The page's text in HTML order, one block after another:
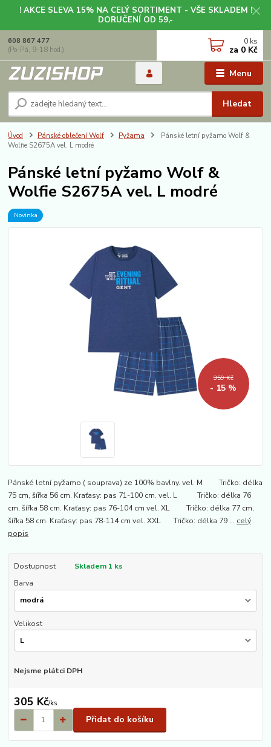
! AKCE SLEVA 15% NA CELÝ SORTIMENT - VŠE SKLADEM !
DORUČENÍ OD 59,-
Menu
Hledat
608 867 477
(Po-Pá, 9-18 hod.)
0 ks
za 0 Kč
Úvod Pánské oblečení Wolf Pyžama
Pánské letní pyžamo Wolf &
Wolfie S2675A vel. L modré
Pánské letní pyžamo Wolf &
Wolfie S2675A vel. L modré
Novinka
359 Kč
- 15 %
Pánské letní pyžamo ( souprava) ze 100% bavlny. vel. M Tričko: délka
75 cm, šířka 56 cm. Kraťasy: pas 71-100 cm. vel. L Tričko: délka 76
cm, šířka 58 cm. Kraťasy: pas 76-104 cm vel. XL Tričko: délka 77 cm,
šířka 58 cm. Kraťasy: pas 78-114 cm vel. XXL Tričko: délka 79 ... celý
popis
Dostupnost
Skladem 1 ks
Barva
Velikost
Nejsme plátci DPH
305 Kč/ks
Přidat do košíku